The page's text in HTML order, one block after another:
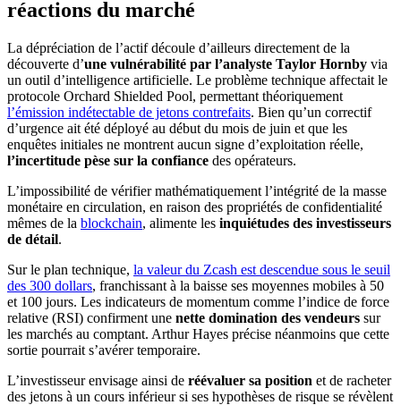
réactions du marché
La dépréciation de l’actif découle d’ailleurs directement de la
découverte d’une vulnérabilité par l’analyste Taylor Hornby via
un outil d’intelligence artificielle. Le problème technique affectait le
protocole Orchard Shielded Pool, permettant théoriquement
l’émission indétectable de jetons contrefaits. Bien qu’un correctif
d’urgence ait été déployé au début du mois de juin et que les
enquêtes initiales ne montrent aucun signe d’exploitation réelle,
l’incertitude pèse sur la confiance des opérateurs.
L’impossibilité de vérifier mathématiquement l’intégrité de la masse
monétaire en circulation, en raison des propriétés de confidentialité
mêmes de la blockchain, alimente les inquiétudes des investisseurs
de détail.
Sur le plan technique, la valeur du Zcash est descendue sous le seuil
des 300 dollars, franchissant à la baisse ses moyennes mobiles à 50
et 100 jours. Les indicateurs de momentum comme l’indice de force
relative (RSI) confirment une nette domination des vendeurs sur
les marchés au comptant. Arthur Hayes précise néanmoins que cette
sortie pourrait s’avérer temporaire.
L’investisseur envisage ainsi de réévaluer sa position et de racheter
des jetons à un cours inférieur si ses hypothèses de risque se révèlent